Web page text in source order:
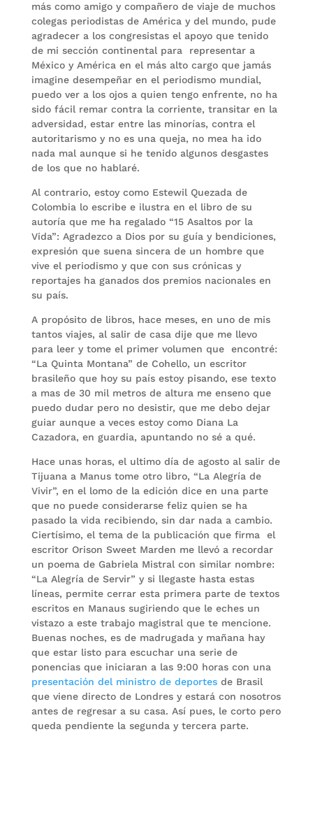
más como amigo y compañero de viaje de muchos
colegas periodistas de América y del mundo, pude
agradecer a los congresistas el apoyo que tenido
de mi sección continental para representar a
México y América en el más alto cargo que jamás
imagine desempeñar en el periodismo mundial,
puedo ver a los ojos a quien tengo enfrente, no ha
sido fácil remar contra la corriente, transitar en la
adversidad, estar entre las minorías, contra el
autoritarismo y no es una queja, no mea ha ido
nada mal aunque si he tenido algunos desgastes
de los que no hablaré.
Al contrario, estoy como Estewil Quezada de
Colombia lo escribe e ilustra en el libro de su
autoría que me ha regalado “15 Asaltos por la
Vida”: Agradezco a Dios por su guía y bendiciones,
expresión que suena sincera de un hombre que
vive el periodismo y que con sus crónicas y
reportajes ha ganados dos premios nacionales en
su país.
A propósito de libros, hace meses, en uno de mis
tantos viajes, al salir de casa dije que me llevo
para leer y tome el primer volumen que encontré:
“La Quinta Montana” de Cohello, un escritor
brasileño que hoy su país estoy pisando, ese texto
a mas de 30 mil metros de altura me enseno que
puedo dudar pero no desistir, que me debo dejar
guiar aunque a veces estoy como Diana La
Cazadora, en guardia, apuntando no sé a qué.
Hace unas horas, el ultimo día de agosto al salir de
Tijuana a Manus tome otro libro, “La Alegría de
Vivir”, en el lomo de la edición dice en una parte
que no puede considerarse feliz quien se ha
pasado la vida recibiendo, sin dar nada a cambio.
Ciertísimo, el tema de la publicación que firma el
escritor Orison Sweet Marden me llevó a recordar
un poema de Gabriela Mistral con similar nombre:
“La Alegría de Servir” y si llegaste hasta estas
líneas, permite cerrar esta primera parte de textos
escritos en Manaus sugiriendo que le eches un
vistazo a este trabajo magistral que te mencione.
Buenas noches, es de madrugada y mañana hay
que estar listo para escuchar una serie de
ponencias que iniciaran a las 9:00 horas con una
presentación del ministro de deportes de Brasil
que viene directo de Londres y estará con nosotros
antes de regresar a su casa. Así pues, le corto pero
queda pendiente la segunda y tercera parte.